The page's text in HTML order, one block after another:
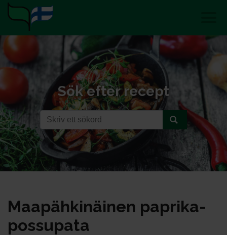
Sök efter recept
Maa­päh­ki­näi­nen pap­ri­ka-
pos­su­pa­ta